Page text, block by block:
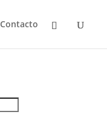
Contacto